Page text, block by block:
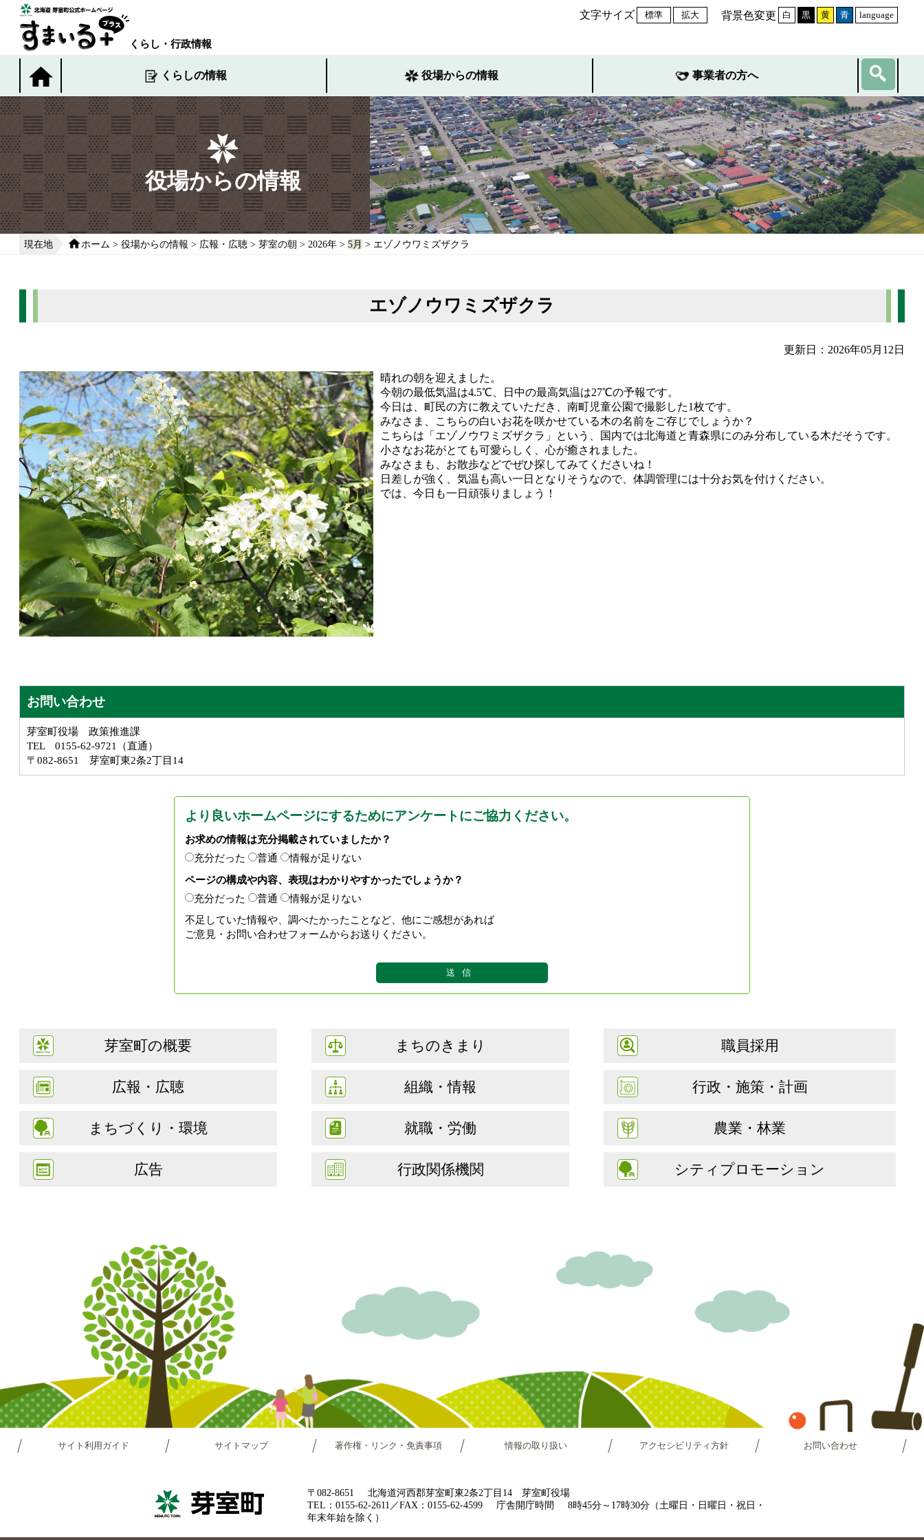
くらし・行政情報
文字サイズ 標準 拡大 背景色変更 白 黒 黄 青 language
くらしの情報 役場からの情報 事業者の方へ
役場からの情報
現在地 ホーム > 役場からの情報 > 広報・広聴 > 芽室の朝 > 2026年 > 5月 > エゾノウワミズザクラ
エゾノウワミズザクラ
更新日：2026年05月12日
晴れの朝を迎えました。
今朝の最低気温は4.5℃、日中の最高気温は27℃の予報です。
今日は、町民の方に教えていただき、南町児童公園で撮影した1枚です。
みなさま、こちらの白いお花を咲かせている木の名前をご存じでしょうか？
こちらは「エゾノウワミズザクラ」という、国内では北海道と青森県にのみ分布している木だそうです。
小さなお花がとても可愛らしく、心が癒されました。
みなさまも、お散歩などでぜひ探してみてくださいね！
日差しが強く、気温も高い一日となりそうなので、体調管理には十分お気を付けください。
では、今日も一日頑張りましょう！
お問い合わせ
芽室町役場 政策推進課
TEL 0155-62-9721（直通）
〒082-8651 芽室町東2条2丁目14
より良いホームページにするためにアンケートにご協力ください。
お求めの情報は充分掲載されていましたか？
充分だった
普通
情報が足りない
ページの構成や内容、表現はわかりやすかったでしょうか？
充分だった
普通
情報が足りない
不足していた情報や、調べたかったことなど、他にご感想があれば
ご意見・お問い合わせフォームからお送りください。
芽室町の概要 まちのきまり 職員採用
広報・広聴 組織・情報 行政・施策・計画
まちづくり・環境 就職・労働 農業・林業
広告 行政関係機関 シティプロモーション
サイト利用ガイド サイトマップ 著作権・リンク・免責事項 情報の取り扱い アクセシビリティ方針 お問い合わせ
〒082-8651
北海道河西郡芽室町東2条2丁目14 芽室町役場
TEL：0155-62-2611／FAX：0155-62-4599
庁舎開庁時間
8時45分～17時30分（土曜日・日曜日・祝日・
年末年始を除く）